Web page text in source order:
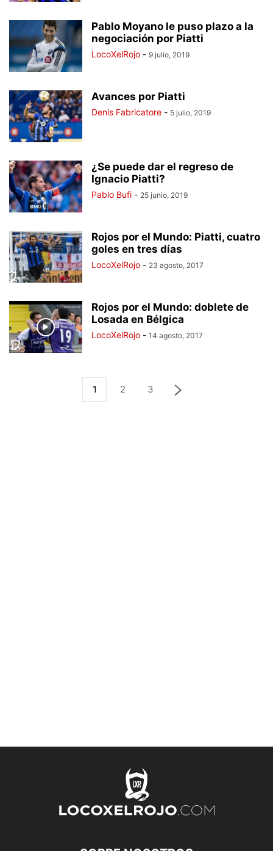
Pablo Moyano le puso plazo a la
negociación por Piatti
LocoXelRojo - 9 julio, 2019
Avances por Piatti
Denis Fabricatore - 5 julio, 2019
¿Se puede dar el regreso de
Ignacio Piatti?
Pablo Bufi - 25 junio, 2019
Rojos por el Mundo: Piatti, cuatro
goles en tres días
LocoXelRojo - 23 agosto, 2017
Rojos por el Mundo: doblete de
Losada en Bélgica
LocoXelRojo - 14 agosto, 2017
1 2 3